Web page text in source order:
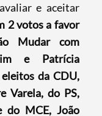
e aceitar
2 votos a favor
Mudar com
e Patrícia
da CDU,
Varela, do PS,
do MCE, João